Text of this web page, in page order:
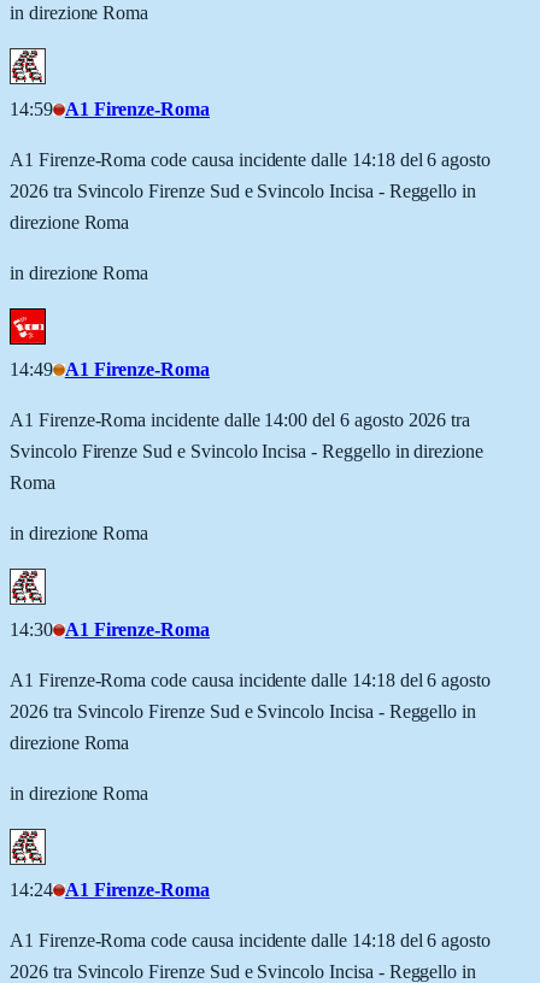
in direzione Roma
14:59 A1 Firenze-Roma
A1 Firenze-Roma code causa incidente dalle 14:18 del 6 agosto
2026 tra Svincolo Firenze Sud e Svincolo Incisa - Reggello in
direzione Roma
in direzione Roma
14:49 A1 Firenze-Roma
A1 Firenze-Roma incidente dalle 14:00 del 6 agosto 2026 tra
Svincolo Firenze Sud e Svincolo Incisa - Reggello in direzione
Roma
in direzione Roma
14:30 A1 Firenze-Roma
A1 Firenze-Roma code causa incidente dalle 14:18 del 6 agosto
2026 tra Svincolo Firenze Sud e Svincolo Incisa - Reggello in
direzione Roma
in direzione Roma
14:24 A1 Firenze-Roma
A1 Firenze-Roma code causa incidente dalle 14:18 del 6 agosto
2026 tra Svincolo Firenze Sud e Svincolo Incisa - Reggello in